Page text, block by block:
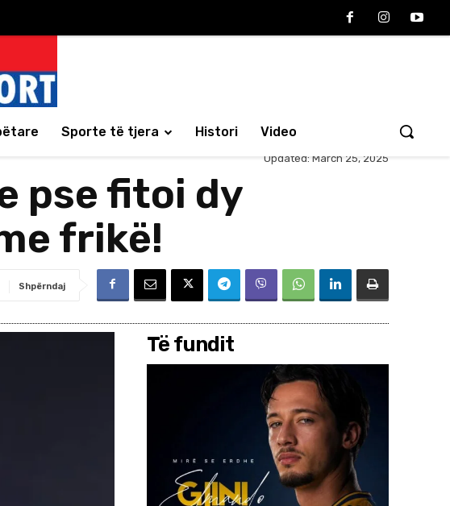
Sporte të tjera Histori Video
Updated: March 25, 2025
pse fitoi dy
frikë!
Shpërndaj
Të fundit